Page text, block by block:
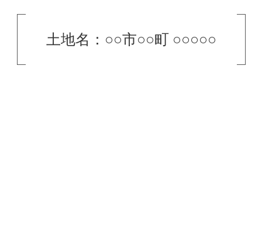
土地名：○○市○○町 ○○○○○